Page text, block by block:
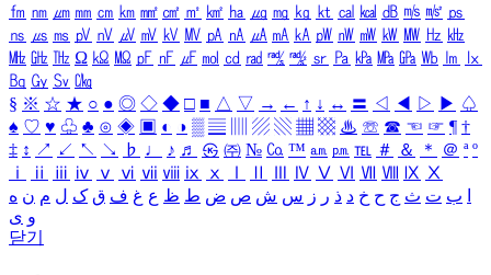
㎙ ㎚ ㎛ ㎜ ㎝ ㎞ ㎟ ㎠ ㎡ ㎢ ㏊ ㎍ ㎎ ㎏ ㏏ ㎈ ㎉ ㏈ ㎧ ㎨ ㎰
㎱ ㎲ ㎳ ㎴ ㎵ ㎶ ㎷ ㎸ ㎹ ㎀ ㎁ ㎂ ㎃ ㎄ ㎺ ㎻ ㎽ ㎾ ㎿ ㎐ ㎑
㎒ ㎓ ㎔ Ω ㏀ ㏁ ㎊ ㎋ ㎌ ㏖ ㏅ ㎭ ㎮ ㎯ ㏛ ㎩ ㎪ ㎫ ㎬ ㏝ ㏐
㏓
㏃ ㏉ ㏜ ㏆
§ ※ ☆ ★ ○ ● ◎ ◇ ◆ □ ■ △ ▽ → ← ↑ ↓ ↔ 〓 ◁ ◀ ▷ ▶ ♤
♠ ♡ ♥ ♧ ♣ ⊙ ◈ ▣ ◐ ◑ ▒ ▤ ▨ ▧ ▦ ▩ ♨ ☏ ☎ ☜ ☞ ¶ †
‡ ↕ ↗ ↙ ↖ ↘ ♭ ♩ ♪ ♬ ㉿ ㈜ № ㏇ ™ ㏂ ㏘ ℡ ＃ ＆ ＊ ＠ ª º
ⅰ
ⅱ ⅲ ⅳ ⅴ ⅵ ⅶ ⅷ ⅸ ⅹ Ⅳ Ⅴ Ⅵ Ⅶ Ⅷ Ⅸ Ⅹ
ب ت ث ج ح خ د ذ ر ز س ش ص ض ط ظ ع غ ف ق ک ل م ن ه
و ی
닫기